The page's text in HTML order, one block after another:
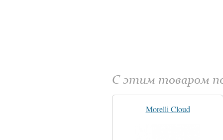
С этим товаром
Morelli Cloud